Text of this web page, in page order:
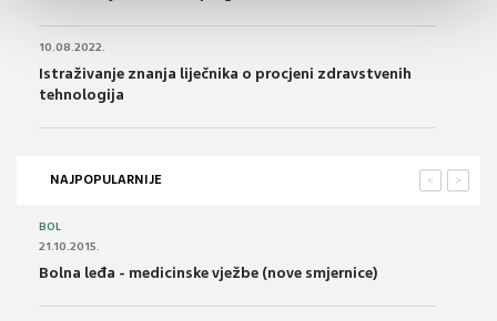
10.08.2022.
Istraživanje znanja liječnika o procjeni zdravstvenih
tehnologija
NAJPOPULARNIJE >
<
BOL
21.10.2015.
Bolna leđa - medicinske vježbe (nove smjernice)